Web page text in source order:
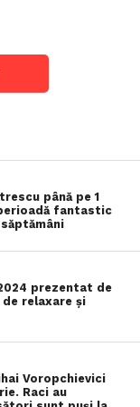
până pe 1
fantastic
prezentat de
relaxare și
Voropchievici
Raci au